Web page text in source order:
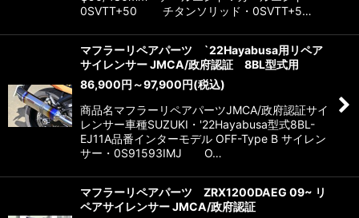
0SVTT+50 チタンソリッド・0SVTT+5…
マフラーリペアパーツ `22Hayabusa用リペア
サイレンサー JMCA/政府認証 8BL型式用
86,900円 ～97,900円(税込)
商品名マフラーリペアパーツJMCA/政府認証サイ
レンサー車種SUZUKI・'22Hayabusa型式8BL-
EJ11A品番インターモデル OFF-Type B サイレン
サー・0S91593IMJ O…
マフラーリペアパーツ ZRX1200DAEG 09~ リ
ペアサイレンサー JMCA/政府認証